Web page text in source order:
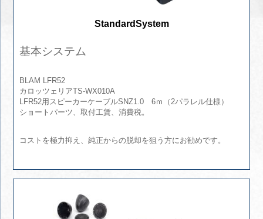
StandardSystem
基本システム
BLAM LFR52
カロッツェリアTS-WX010A
LFR52用スピーカーケーブルSNZ1.0 6ｍ（2パラレル仕様）
ショートパーツ、取付工賃、消費税。
コストを極力抑え、純正からの脱却を狙う方にお勧めです。